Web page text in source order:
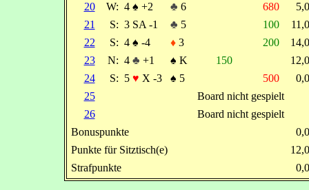
20
W: 4 ♠ +2 ♣ 6 680
21
S: 3 SA -1 ♣ 5 100
22
S: 4 ♠ -4 ♦3 200
23
N: 4 ♣ +1 ♠ K 150
24
S: 5 ♥ X -3 ♠ 5 500
25
Board nicht gespielt
26
Board nicht gespielt
Bonuspunkte
Punkte für Sitztisch(e)
Strafpunkte